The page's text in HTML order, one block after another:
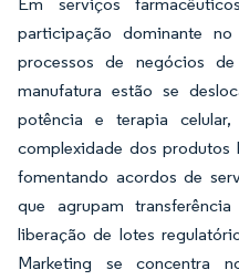
participação dominante
processos de negócios
manufatura estão se
potência e terapia celular,
complexidade dos produtos
fomentando acordos de
que agrupam
liberação de lotes
Marketing se concentra